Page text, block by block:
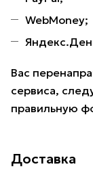
WebMoney;
Вас
сервиса,
правильную
Доставка